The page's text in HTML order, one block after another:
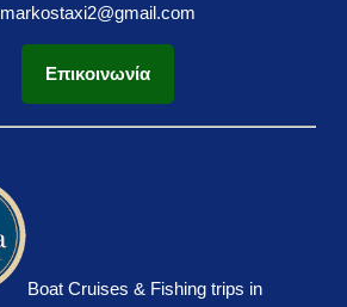
markostaxi2@gmail.com
Επικοινωνία
Boat Cruises & Fishing trips in